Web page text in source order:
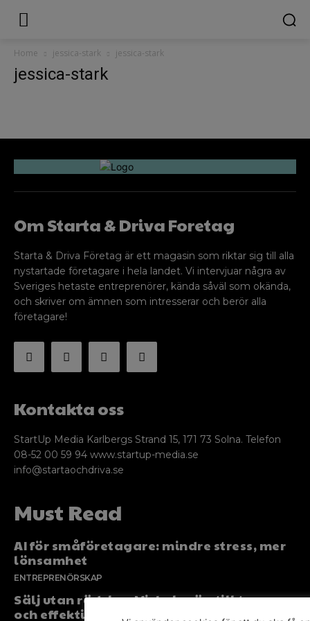
Home jessica-stark jessica-stark
jessica-stark
Om Starta & Driva Foretag
Starta & Driva Företag är ett magasin som riktar sig till alla
nystartade företagare i hela landet. Vi intervjuar några av
Sveriges hetaste entreprenörer, kända såväl som okända,
och skriver om ämnen som intresserar och berör alla
företagare!
Kontakta oss
StartUp Media Karlbergs Strand 15, 171 73 Solna. Telefon
08-52 00 59 94 www.startup-media.se
info@startaochdriva.se
Must Read
AI för småföretagare: mindre stress, mer
lönsamhet
ENTREPRENÖRSKAP
Sälj utan rädsla – Michels väg till trygg
och effektiv försäljning